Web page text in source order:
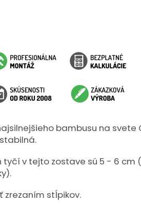
bambusu na svete
v tejto zostave sú 5 - 6 cm
zrezaním stĺpikov.